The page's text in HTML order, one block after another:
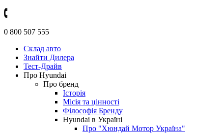
0 800 507 555
Склад авто
Знайти Дилера
Тест-Драйв
Про Hyundai
Про бренд
Історія
Місія та цінності
Філософія Бренду
Hyundai в Україні
Про "Хюндай Мотор Україна"